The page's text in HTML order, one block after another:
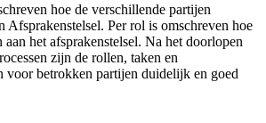
hoe de verschillende partijen
Afsprakenstelsel. Per rol is omschreven hoe
het afsprakenstelsel. Na het doorlopen
zijn de rollen, taken en
voor betrokken partijen duidelijk en goed